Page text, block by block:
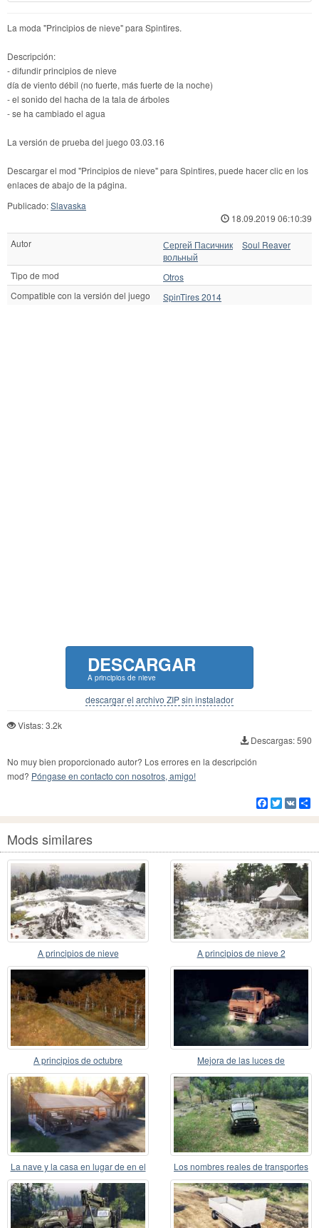
La moda "Principios de nieve" para Spintires.
Descripción:
- difundir principios de nieve
día de viento débil (no fuerte, más fuerte de la noche)
- el sonido del hacha de la tala de árboles
- se ha cambiado el agua
La versión de prueba del juego 03.03.16
Descargar el mod "Principios de nieve" para Spintires, puede hacer clic en los
enlaces de abajo de la página.
Publicado:Slavaska
18.09.2019 06:10:39
Autor Сергей Пасичник
Soul Reaver
вольный
Tipo de mod
Otros
Compatible con la versión del juego
SpinTires 2014
DESCARGAR
A principios de nieve
descargar el archivo ZIP sin instalador
Vistas: 3.2k
Descargas: 590
No muy bien proporcionado autor? Los errores en la descripción
mod? Póngase en contacto con nosotros, amigo!
Facebook
Twitter
VK
Mods similares
A principios de nieve A principios de nieve 2
A principios de octubre
Mejora de las luces de
Estacionamiento
La nave y la casa en lugar de en el
garaje
Los nombres reales de transportes
de motor